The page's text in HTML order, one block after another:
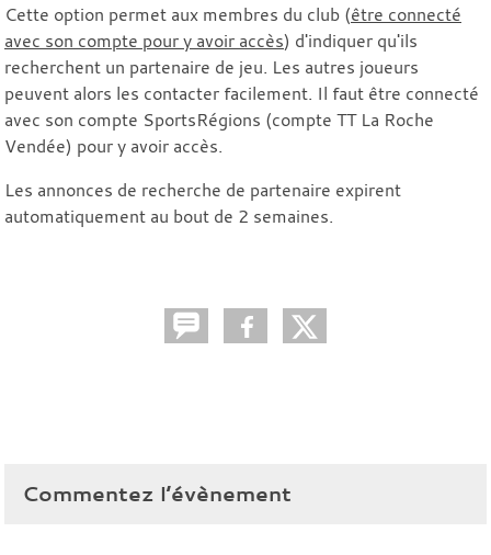
Cette option permet aux membres du club (être connecté
avec son compte pour y avoir accès) d'indiquer qu'ils
recherchent un partenaire de jeu. Les autres joueurs
peuvent alors les contacter facilement. Il faut être connecté
avec son compte SportsRégions (compte TT La Roche
Vendée) pour y avoir accès.
Les annonces de recherche de partenaire expirent
automatiquement au bout de 2 semaines.
Commentez l’évènement